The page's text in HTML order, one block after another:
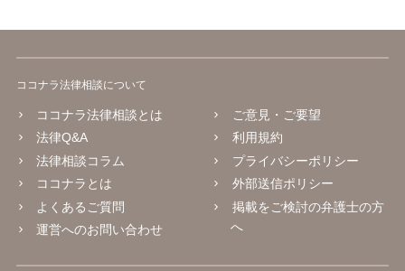
ココナラ法律相談について
ココナラ法律相談とは
法律Q&A
法律相談コラム
ココナラとは
よくあるご質問
運営へのお問い合わせ
ご意見・ご要望
利用規約
プライバシーポリシー
外部送信ポリシー
掲載をご検討の弁護士の方
へ